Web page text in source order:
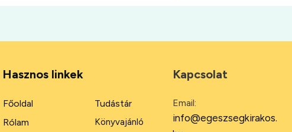
Hasznos linkek
Főoldal
Rólam
Tudástár
Könyvajánló
Kapcsolat
Email:
info@egeszsegkirakos.